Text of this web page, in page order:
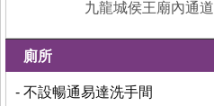
九龍城侯王廟內通道
廁所
- 不設暢通易達洗手間